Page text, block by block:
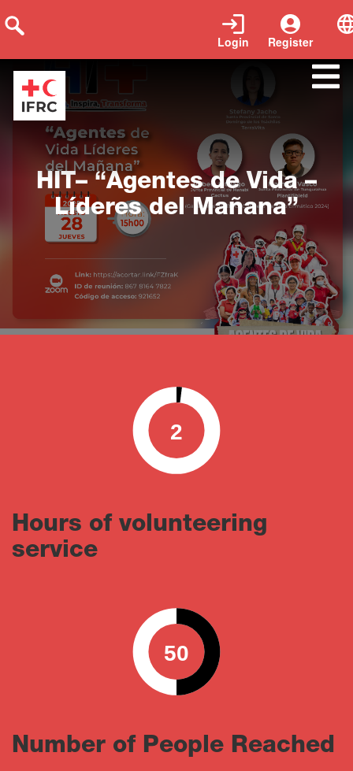
Register
Login
HIT– “Agentes de Vida –
Líderes del Mañana”
2
0 100
Hours of volunteering
service
50
0 100
Number of People Reached